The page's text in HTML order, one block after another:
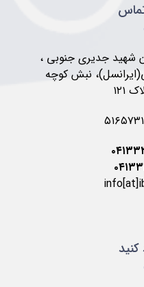
شهید جدیری جنوبی ،
نبش کوچه
کنید